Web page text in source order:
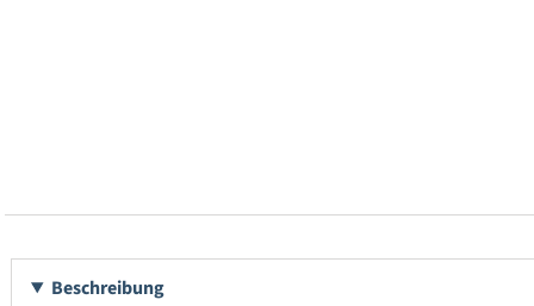
Beschreibung